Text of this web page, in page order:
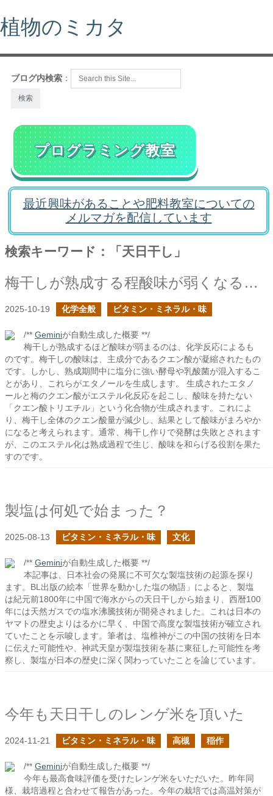
植物のミカタ
ブログ内検索 ：
プログラミング教室
最近興味があることや肥料教室についての
メルマガを配信しています
検索キーワード：「天日干し」
梅干しが熟成する程酸味が弱くなるのは何故だろう？
2025-10-19 化学全般 ビタミン・ミネラル・味
/** Geminiが自動生成した概要 **/
梅干しが熟成するほど酸味が弱まるのは、化学反応によるも
のです。梅干しの酸味は、主成分であるクエン酸が凝縮されたもの
です。しかし、熟成期間中に塩分に強い酵母や乳酸菌が混入するこ
とがあり、これらがエタノールを生成します。 生成されたエタノ
ールと梅のクエン酸がエステル化反応を起こし、酸味を持たない
「クエン酸トリエチル」という化合物が生成されます。これによ
り、梅干し全体のクエン酸量が減少し、結果として酸味がまろやか
になると考えられます。通常、梅干し作りで発酵は失敗とされます
が、このエステル化は熟成過程で生じ、酸味を和らげる役割を果た
すのです。
製塩は何処で始まった？
2025-08-13 ビタミン・ミネラル・味 文化
/** Geminiが自動生成した概要 **/
本記事は、日本社会の発展に不可欠な製塩技術の起源を探り
ます。BL出版の絵本「世界を動かした塩の物語」によると、製塩
は紀元前1800年に中国で海水からの天日干しから始まり、西暦100
年には天然ガスでの塩水沸騰技術が開発されました。これは日本の
ヤマトの歴史よりはるかに早く、中国で高度な製塩技術が確立され
ていたことを示唆します。筆者は、塩椎神がこの中国の技術を日本
に伝えた可能性や、神武天皇が製塩技術を基に東征した可能性を考
察し、製塩が日本の歴史に深く関わっていたことを論じています。
今年も天日干しのレンゲ米を頂いた
2024-11-21 ビタミン・ミネラル・味 高槻 稲作
/** Geminiが自動生成した概要 **/
今年も最高食味評価を受けたレンゲ米をいただいた。昨年同
様、栽培過程と合わせて報告があった。今年の栽培では高温対策が